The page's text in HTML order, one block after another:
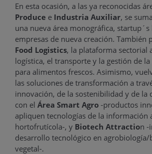
En esta ocasión, a las ya reconocidas
Produce e Industria Auxiliar, se
una nueva área monográfica, startup´s
empresas de nueva creación. También
Food Logistics, la plataforma sectorial
logística, el transporte y la gestión de
para alimentos frescos. Asimismo,
las soluciones de transformación a
innovación, de la sostenibilidad y de la
con el Área Smart Agro -productos
apliquen tecnologías de la información
hortofrutícola-, y Biotech Attraction -
desarrollo tecnológico en agrobiología/
vegetal-.